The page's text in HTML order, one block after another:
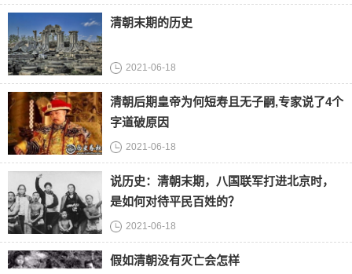
清朝末期的历史
2021-06-18
清朝后期皇帝为何短寿且无子嗣,专家说了4个
字道破原因
2021-06-18
说历史：清朝末期，八国联军打进北京时，
是如何对待平民百姓的？
2021-06-18
假如清朝没有灭亡会怎样